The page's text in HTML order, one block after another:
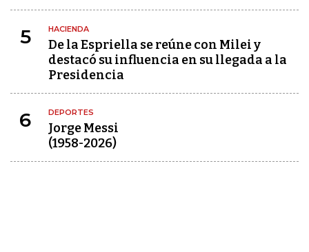
5 HACIENDA
De la Espriella se reúne con Milei y
destacó su influencia en su llegada a la
Presidencia
6 DEPORTES
Jorge Messi
(1958-2026)